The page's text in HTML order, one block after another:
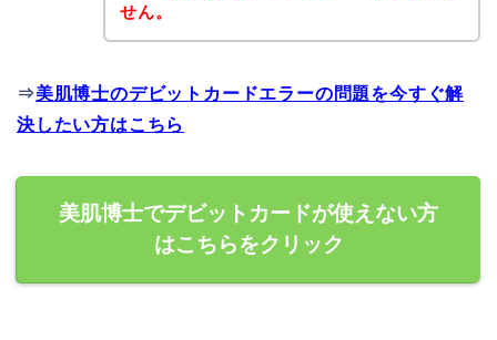
せん。
⇒美肌博士のデビットカードエラーの問題を今すぐ解
決したい方はこちら
美肌博士でデビットカードが使えない方
はこちらをクリック